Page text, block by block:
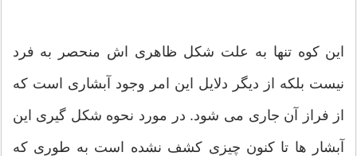
این کوه تنها به علت شکل ظاهری اش منحصر به فرد
نیست بلکه از دیگر دلایل این امر وجود آبشاری است که
از فراز آن جاری می شود. در مورد نحوه شکل گیری این
آبشار ها تا کنون چیزی کشف نشده است به طوری که